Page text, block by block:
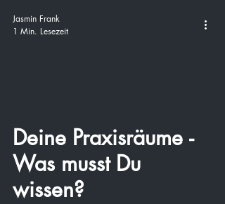
Deine Praxisräume -
Was musst Du
wissen?
Jasmin Frank
1 Min. Lesezeit